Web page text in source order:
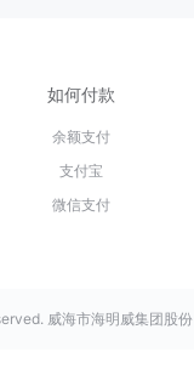
如何付款
余额支付
支付宝
微信支付
威海市海明威集团股份